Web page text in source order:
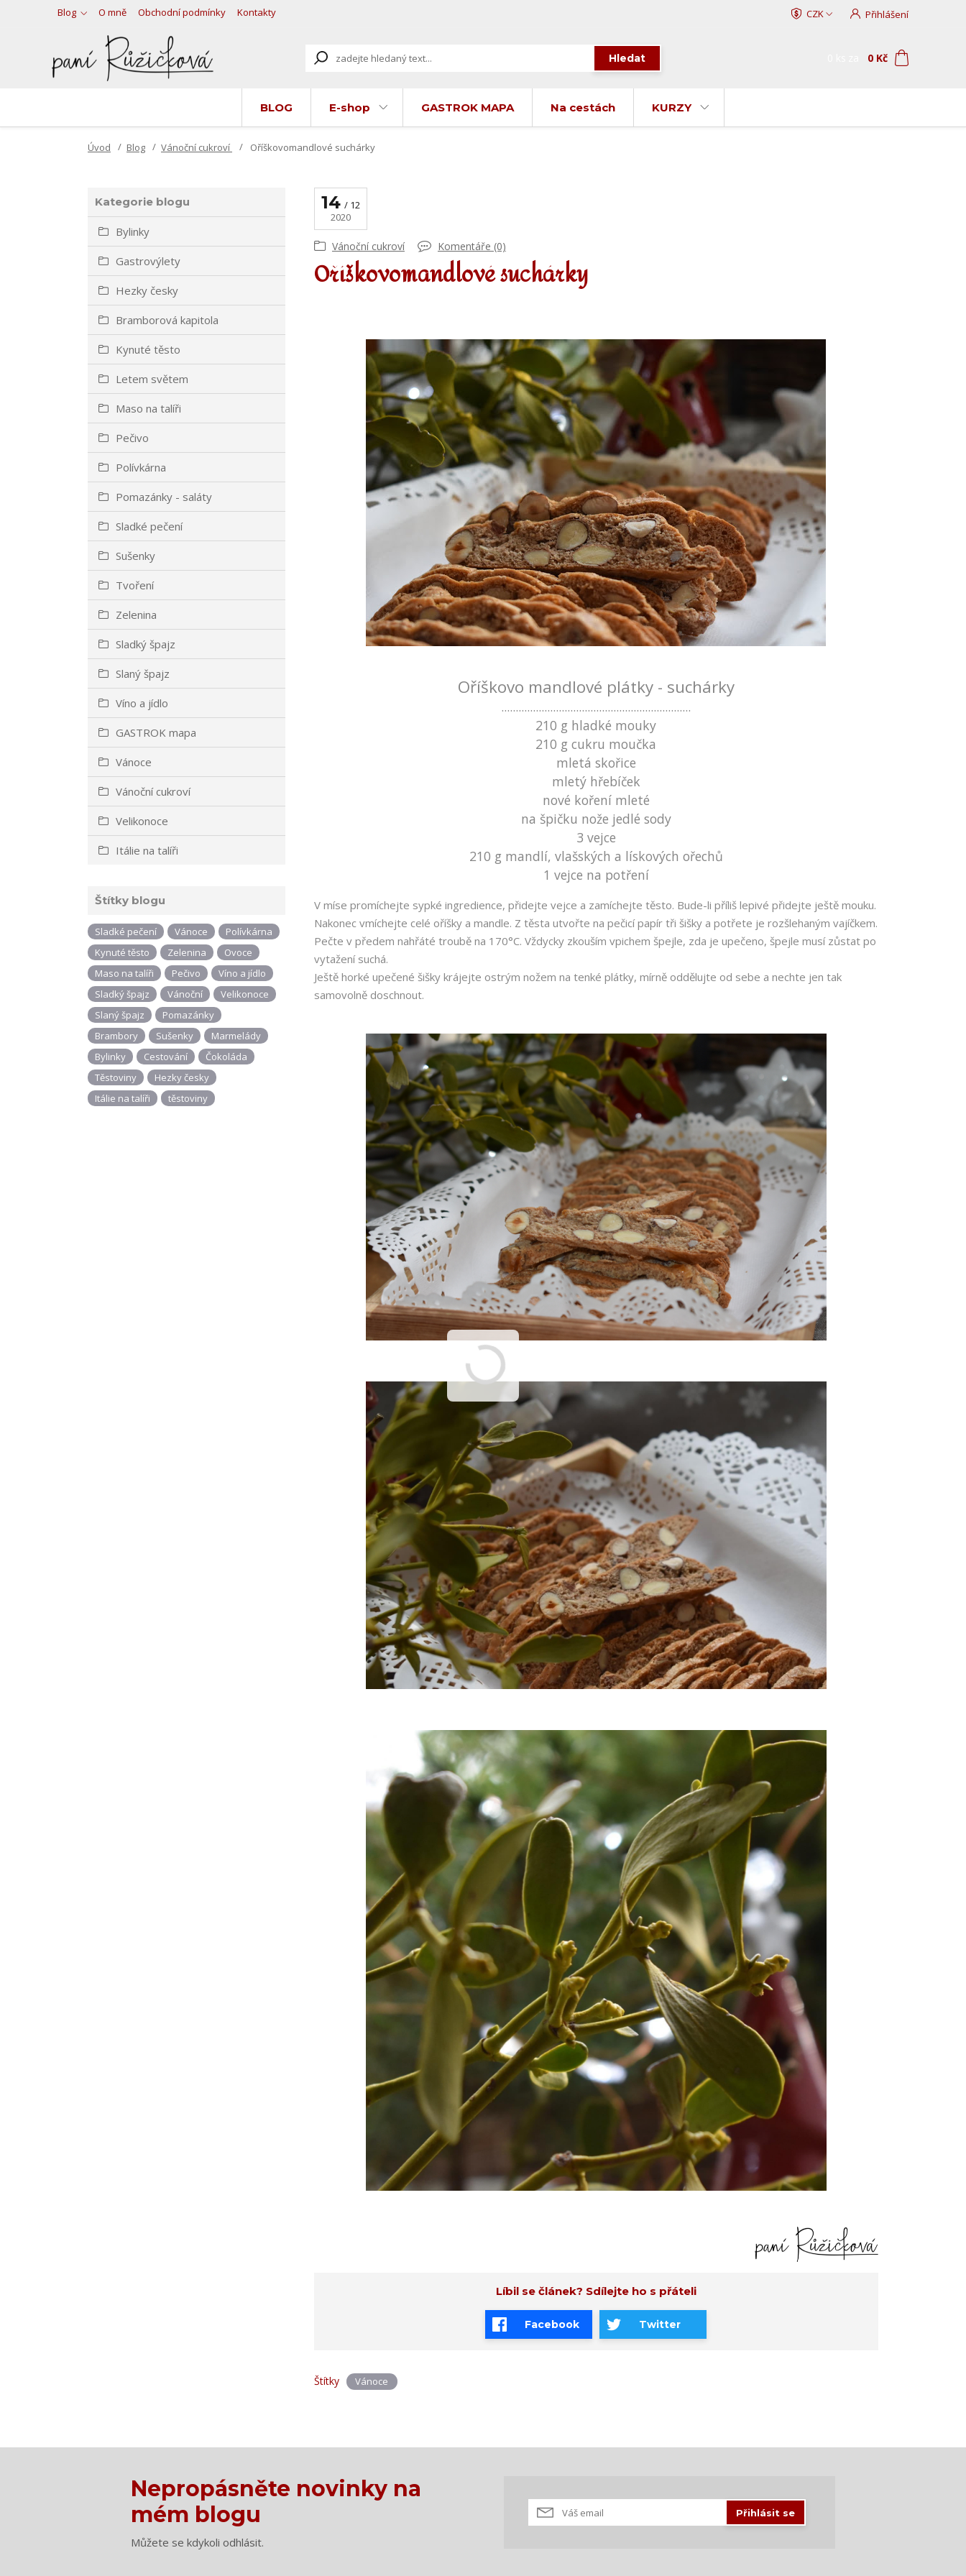
Blog O mně Obchodní podmínky Kontakty CZK Přihlášení
Hledat 0 Kč
BLOG E-shop GASTROK MAPA Na cestách KURZY
Úvod Blog Vánoční cukroví Oříškovomandlové suchárky
Kategorie blogu
Bylinky
Gastrovýlety
Hezky česky
Bramborová kapitola
Kynuté těsto
Letem světem
Maso na talíři
Pečivo
Polívkárna
Pomazánky - saláty
Sladké pečení
Sušenky
Tvoření
Zelenina
Sladký špajz
Slaný špajz
Víno a jídlo
GASTROK mapa
Vánoce
Vánoční cukroví
Velikonoce
Itálie na talíři
Štítky blogu
Sladké pečení Vánoce
Polívkárna
Kynuté těsto
Zelenina
Ovoce
Maso na talíři
Pečivo
Víno a jídlo
Sladký špajz
Vánoční
Velikonoce
Slaný špajz
Pomazánky
Brambory
Sušenky
Marmelády
Bylinky
Cestování
Čokoláda
Těstoviny
Hezky česky
Itálie na talíři
těstoviny
14
12
2020
Vánoční cukroví Komentáře (0)
Oříškovomandlové suchárky
Oříškovo mandlové plátky - suchárky
..................................................................
210 g hladké mouky
210 g cukru moučka
mletá skořice
mletý hřebíček
nové koření mleté
na špičku nože jedlé sody
3 vejce
210 g mandlí, vlašských a lískových ořechů
1 vejce na potření
V míse promíchejte sypké ingredience, přidejte vejce a zamíchejte těsto. Bude-li příliš lepivé přidejte ještě mouku.
Nakonec vmíchejte celé oříšky a mandle. Z těsta utvořte na pečicí papír tři šišky a potřete je rozšlehaným vajíčkem.
Pečte v předem nahřáté troubě na 170°C. Vždycky zkouším vpichem špejle, zda je upečeno, špejle musí zůstat po
vytažení suchá.
Ještě horké upečené šišky krájejte ostrým nožem na tenké plátky, mírně oddělujte od sebe a nechte jen tak
samovolně doschnout.
Líbil se článek? Sdílejte ho s přáteli
Facebook Twitter
Štítky Vánoce
Nepropásněte novinky na
mém blogu
Můžete se kdykoli odhlásit.
Přihlásit se